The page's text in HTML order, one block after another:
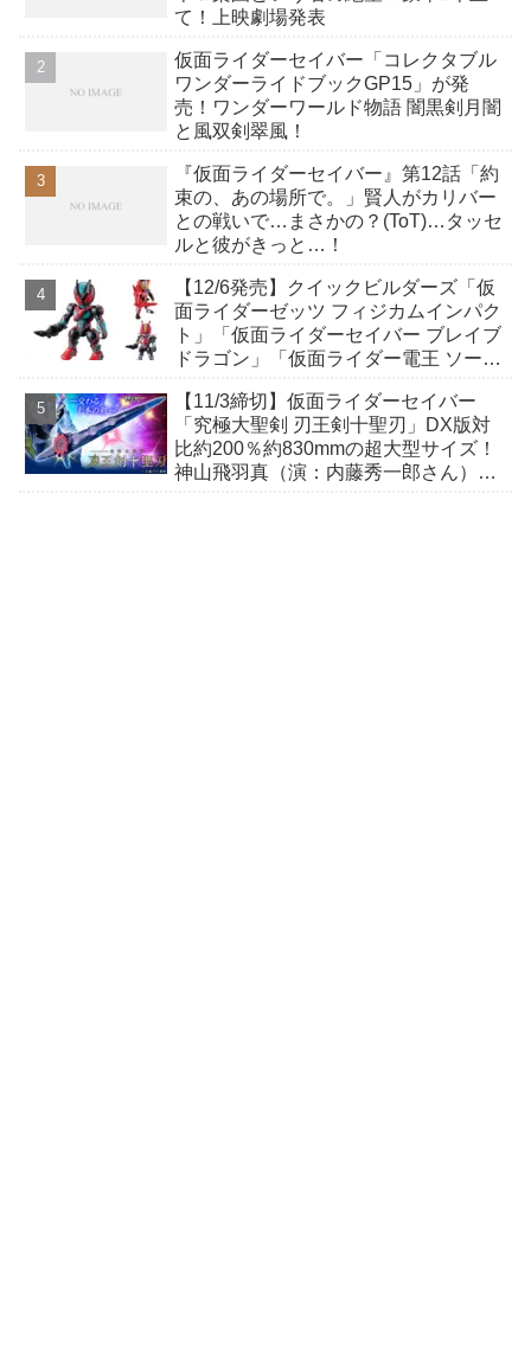
て！上映劇場発表
仮面ライダーセイバー「コレクタブル
ワンダーライドブックGP15」が発
売！ワンダーワールド物語 闇黒剣月闇
と風双剣翠風！
『仮面ライダーセイバー』第12話「約
束の、あの場所で。」賢人がカリバー
との戦いで…まさかの？(ToT)…タッセ
ルと彼がきっと…！
【12/6発売】クイックビルダーズ「仮
面ライダーゼッツ フィジカムインパク
ト」「仮面ライダーセイバー ブレイブ
ドラゴン」「仮面ライダー電王 ソード
な組立式プラキット！
【11/3締切】仮面ライダーセイバー
「究極大聖剣 刃王剣十聖刃」DX版対
比約200％約830mmの超大型サイズ！
神山飛羽真（演：内藤秀一郎さん）の